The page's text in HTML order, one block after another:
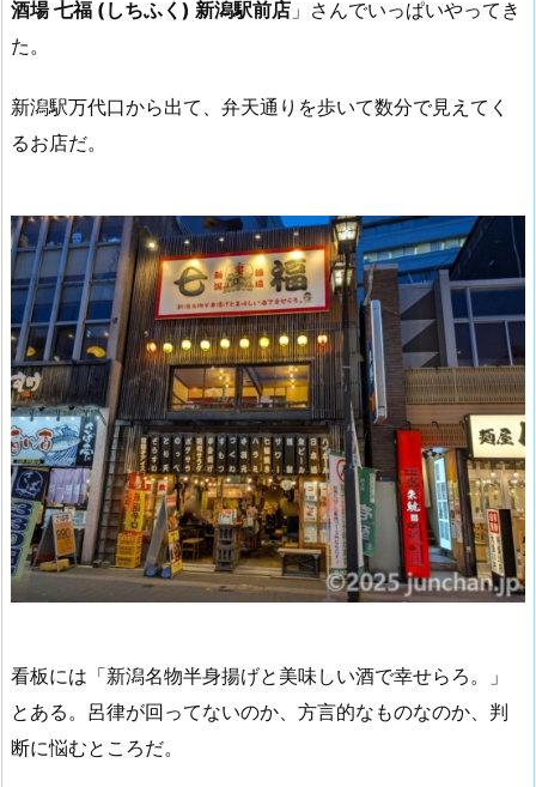
酒場 七福 (しちふく) 新潟駅前店 」さんでいっぱいやってき
た。
新潟駅万代口から出て、弁天通りを歩いて数分で見えてく
るお店だ。
看板には「新潟名物半身揚げと美味しい酒で幸せらろ。」
とある。呂律が回ってないのか、方言的なものなのか、判
断に悩むところだ。